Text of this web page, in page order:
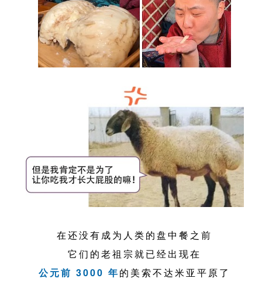
在还没有成为人类的盘中餐之前
它们的老祖宗就已经出现在
公元前 3000 年的美索不达米亚平原了